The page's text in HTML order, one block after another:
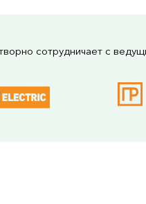
сотрудничает с